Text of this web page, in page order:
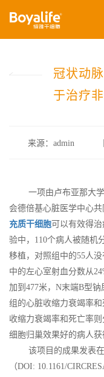
首页 什么是干细胞
冠状动脉移植间充质干
冠状动
于治疗
来源：admin
一项由卢布亚那大学
会德倍基心脏医学中心
充质干细胞可以有效得
验中，110个病人被随机
移植，对照组中的55人
中的左心室射血分数从
加到477米，N末端B型钠
组的心脏收缩力衰竭率
收缩力衰竭率和死亡率
细胞归巢效果好的病人获
该项目的成果发表在
（DOI: 10.1161/